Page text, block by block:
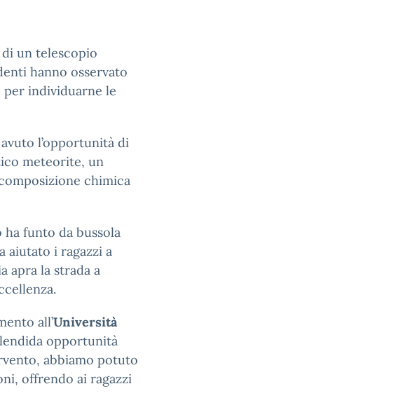
di un telescopio
hanno osservato
per individuarne le
l’opportunità di
meteorite, un
chimica
funto da bussola
aiutato i ragazzi a
apra la strada a
all’Università
opportunità
abbiamo potuto
offrendo ai ragazzi